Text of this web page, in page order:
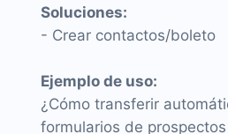
Soluciones:
- Crear contactos/boleto
Ejemplo de uso:
¿Cómo transferir
formularios de